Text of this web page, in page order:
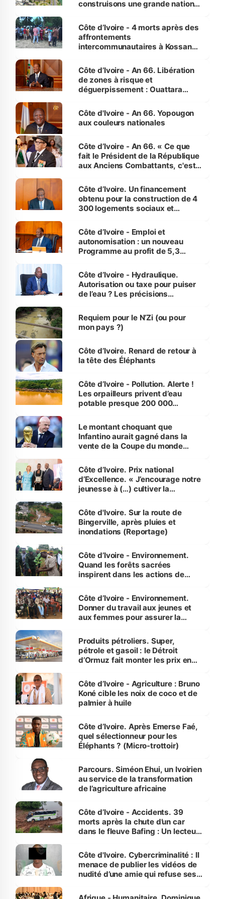
construisons une grande nation
générations futures »
Côte d’Ivoire - 4 morts après des
affrontements
intercommunautaires à Kossandji
milieu des sinistrés
Côte d’Ivoire - An 66. Libération
de zones à risque et
déguerpissement : Ouattara
l'Etat de droit pour préserver les
vies humaines »
Côte d'Ivoire - An 66. Yopougon
aux couleurs nationales
Côte d’Ivoire - An 66. « Ce que
fait le Président de la République
aux Anciens Combattants, c'est
Côte d’Ivoire. Un financement
obtenu pour la construction de 4
300 logements sociaux et
et Yamoussoukro
Côte d’Ivoire - Emploi et
autonomisation : un nouveau
Programme au profit de 5,3
Côte d’Ivoire - Hydraulique.
Autorisation ou taxe pour puiser
de l’eau ? Les précisions
Requiem pour le N’Zi (ou pour
mon pays ?)
Côte d’Ivoire. Renard de retour à
la tête des Éléphants
Côte d’Ivoire - Pollution. Alerte !
Les orpailleurs privent d’eau
potable presque 200 000
Le montant choquant que
Infantino aurait gagné dans la
vente de la Coupe du monde
Côte d’Ivoire. Prix national
d’Excellence. « J’encourage notre
jeunesse à (…) cultiver la
(Alassane Ouattara
Côte d'Ivoire. Sur la route de
Bingerville, après pluies et
inondations (Reportage)
Côte d’Ivoire - Environnement.
Quand les forêts sacrées
inspirent dans les actions de
Côte d’Ivoire - Environnement.
Donner du travail aux jeunes et
aux femmes pour assurer la
menacées
Produits pétroliers. Super,
pétrole et gasoil : le Détroit
d’Ormuz fait monter les prix en
Côte d’Ivoire - Agriculture : Bruno
Koné cible les noix de coco et de
palmier à huile
Côte d’Ivoire. Après Emerse Faé,
quel sélectionneur pour les
Éléphants ? (Micro-trottoir)
Parcours. Siméon Ehui, un Ivoirien
au service de la transformation
de l’agriculture africaine
Côte d’Ivoire - Accidents. 39
morts après la chute d’un car
dans le fleuve Bafing : Un lecteur
des Transports
Côte d'Ivoire. Cybercriminalité : Il
menace de publier les vidéos de
nudité d’une amie qui refuse ses